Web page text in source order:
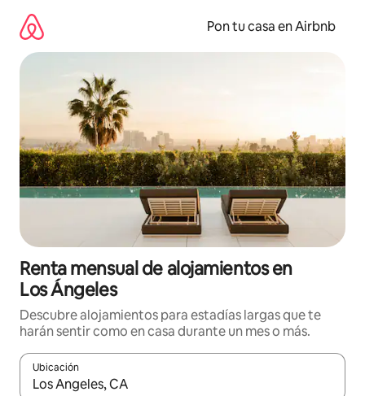
contenido
Pon tu casa en Airbnb
Renta mensual de alojamientos en
Los Ángeles
Descubre alojamientos para estadías largas que te
harán sentir como en casa durante un mes o más.
Ubicación
Cuando los resultados estén disponibles, navega con las